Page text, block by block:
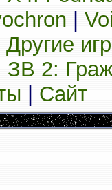
Другие
ЗВ 2:
Сайт